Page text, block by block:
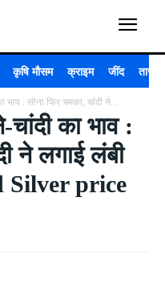
कृषि मौसम क्राइम जींद ताजा
भाव : सोना फिर चमका, चांदी ने...
का भाव :
ने लगाई लंबी
price